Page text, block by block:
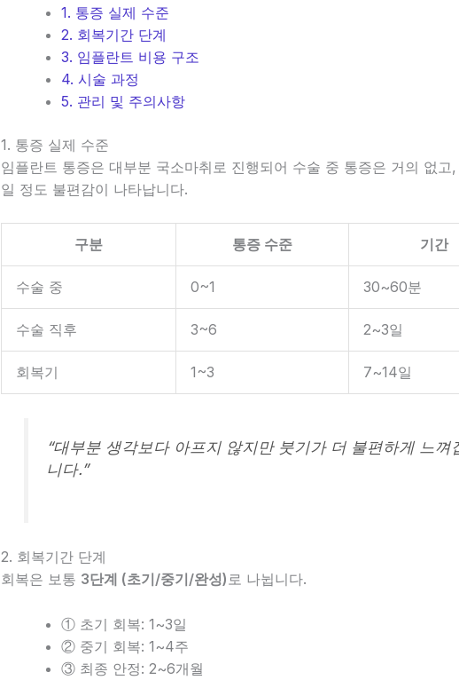
1. 통증 실제 수준
2. 회복기간 단계
3. 임플란트 비용 구조
4. 시술 과정
5. 관리 및 주의사항
1. 통증 실제 수준
임플란트 통증은 대부분 국소마취로 진행되어 수술 중 통증은 거의 없고
일 정도 불편감이 나타납니다.
구분 통증 수준 기간
수술 중 0~1 30~60분
수술 직후 3~6 2~3일
회복기 1~3 7~14일
“대부분 생각보다 아프지 않지만 붓기가 더 불편하게 느껴
니다.”
2. 회복기간 단계
회복은 보통 3단계 (초기/중기/완성)로 나뉩니다.
① 초기 회복: 1~3일
② 중기 회복: 1~4주
③ 최종 안정: 2~6개월